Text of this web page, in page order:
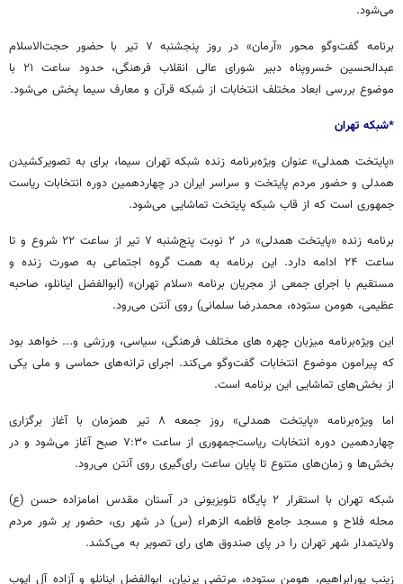
می‌شود.
برنامه گفت‌وگو محور «آرمان» در روز پنجشنبه ۷ تیر با حضور حجت‌الاسلام
عبدالحسین خسروپناه دبیر شورای عالی انقلاب فرهنگی، حدود ساعت ۲۱ با
موضوع بررسی ابعاد مختلف انتخابات از شبکه قرآن و معارف سیما پخش می‌شود.
*شبکه تهران
«پایتخت همدلی» عنوان ویژه‌برنامه زنده شبکه تهران سیما، برای به تصویرکشیدن
همدلی و حضور مردم پایتخت و سراسر ایران در چهاردهمین دوره انتخابات ریاست
جمهوری است که از قاب شبکه پایتخت تماشایی می‌شود.
برنامه زنده «پایتخت همدلی» در ۲ نوبت پنج‌شنبه ۷ تیر از ساعت ۲۲ شروع و تا
ساعت ۲۴ ادامه دارد. این برنامه به همت گروه اجتماعی به صورت زنده و
مستقیم با اجرای جمعی از مجریان برنامه «سلام تهران» (ابوالفضل اینانلو، صاحبه
عظیمی، هومن ستوده، محمدرضا سلمانی) روی آنتن می‌رود.
این ویژه‌برنامه میزبان چهره های مختلف فرهنگی، سیاسی، ورزشی و... خواهد بود
که پیرامون موضوع انتخابات گفت‌وگو می‌کند. اجرای ترانه‌های حماسی و ملی یکی
از بخش‌های تماشایی این برنامه است.
اما ویژه‌برنامه «پایتخت همدلی» روز جمعه ۸ تیر همزمان با آغاز برگزاری
چهاردهمین دوره انتخابات ریاست‌جمهوری از ساعت ۷:۳۰ صبح آغاز می‌شود و در
بخش‌ها و زمان‌های متنوع تا پایان ساعت رای‌گیری روی آنتن می‌رود.
شبکه تهران با استقرار ۲ پایگاه تلویزیونی در آستان مقدس امامزاده حسن (ع)
محله فلاح و مسجد جامع فاطمه الزهراء (س) در شهر ری، حضور پر شور مردم
ولایتمدار شهر تهران را در پای صندوق های رای تصویر به می‌کشد.
زینب پورابراهیم، هومن ستوده، مرتضی پرنیان، ابوالفضل اینانلو و آزاده آل ایوب